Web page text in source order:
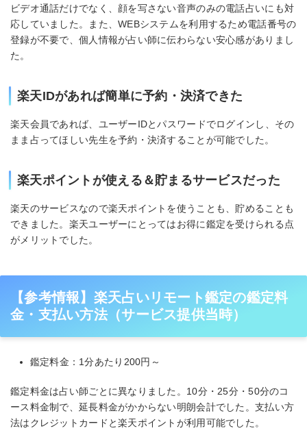
ビデオ通話だけでなく、顔を写さない音声のみの電話占いにも対
応していました。また、WEBシステムを利用するため電話番号の
登録が不要で、個人情報が占い師に伝わらない安心感がありまし
た。
楽天IDがあれば簡単に予約・決済できた
楽天会員であれば、ユーザーIDとパスワードでログインし、その
まま占ってほしい先生を予約・決済することが可能でした。
楽天ポイントが使える＆貯まるサービスだった
楽天のサービスなので楽天ポイントを使うことも、貯めることも
できました。楽天ユーザーにとってはお得に鑑定を受けられる点
がメリットでした。
【参考情報】楽天占いリモート鑑定の鑑定料
金・支払い方法（サービス提供当時）
鑑定料金：1分あたり200円～
鑑定料金は占い師ごとに異なりました。10分・25分・50分のコ
ース料金制で、延長料金がかからない明朗会計でした。支払い方
法はクレジットカードと楽天ポイントが利用可能でした。